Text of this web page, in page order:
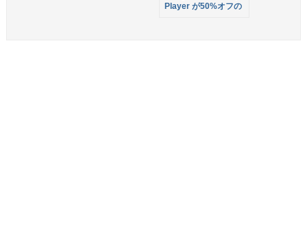
Player が50%オフの